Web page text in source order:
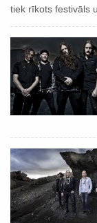
tiek rīkots festivāls